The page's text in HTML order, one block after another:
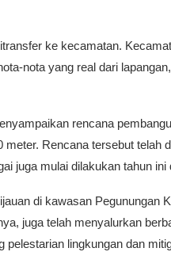
ke kecamatan.
nota yang real dari
rencana
meter. Rencana tersebut telah
juga mulai dilakukan tahun
di kawasan Pegunungan
juga telah menyalurkan
pelestarian lingkungan dan